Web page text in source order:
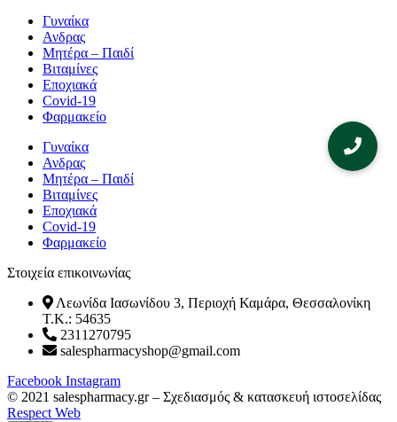
Γυναίκα
Ανδρας
Μητέρα – Παιδί
Βιταμίνες
Εποχιακά
Covid-19
Φαρμακείο
Γυναίκα
Ανδρας
Μητέρα – Παιδί
Βιταμίνες
Εποχιακά
Covid-19
Φαρμακείο
Στοιχεία επικοινωνίας
Λεωνίδα Ιασωνίδου 3, Περιοχή Καμάρα, Θεσσαλονίκη
T.K.: 54635
2311270795
salespharmacyshop@gmail.com
Facebook Instagram
© 2021 salespharmacy.gr – Σχεδιασμός & κατασκευή ιστοσελίδας
Respect Web